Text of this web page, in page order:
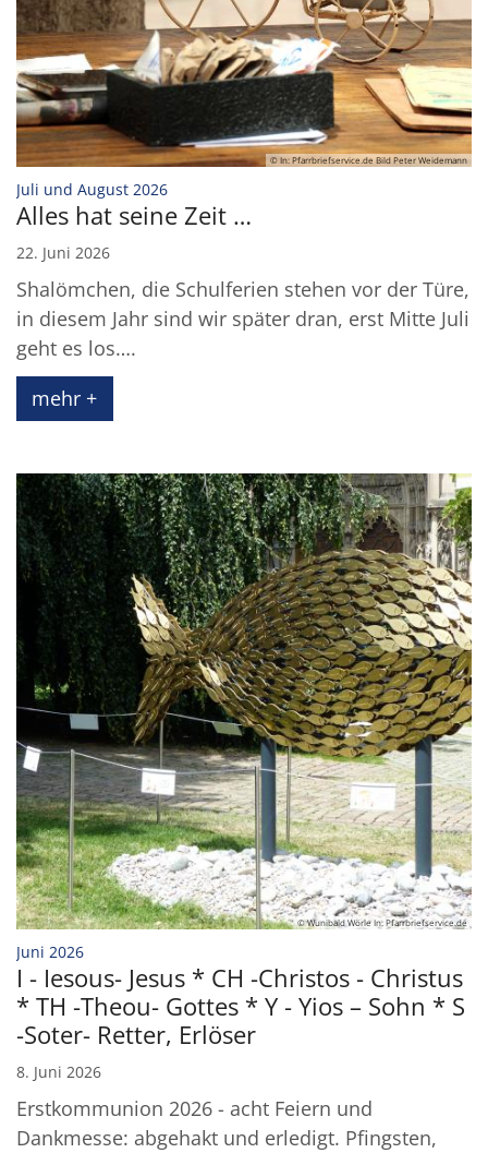
© In: Pfarrbriefservice.de Bild Peter Weidemann
Juli und August 2026:
Alles hat seine Zeit …
22. Juni 2026
Shalömchen, die Schulferien stehen vor der Türe,
in diesem Jahr sind wir später dran, erst Mitte Juli
geht es los….
mehr +
© Wunibald Wörle In: Pfarrbriefservice.de
Juni 2026:
I - Iesous- Jesus * CH -Christos - Christus
* TH -Theou- Gottes * Y - Yios – Sohn * S
-Soter- Retter, Erlöser
8. Juni 2026
Erstkommunion 2026 - acht Feiern und
Dankmesse: abgehakt und erledigt. Pfingsten,